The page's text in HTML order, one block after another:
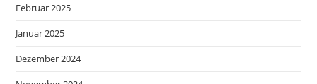
Februar 2025
Januar 2025
Dezember 2024